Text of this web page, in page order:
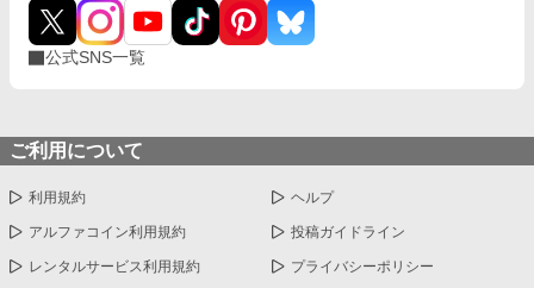
公式SNS一覧
ご利用について
利用規約 ヘルプ
アルファコイン利用規約 投稿ガイドライン
レンタルサービス利用規約 プライバシーポリシー